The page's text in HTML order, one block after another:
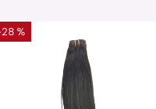
%